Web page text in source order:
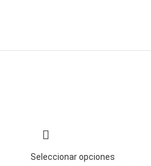
Seleccionar opciones